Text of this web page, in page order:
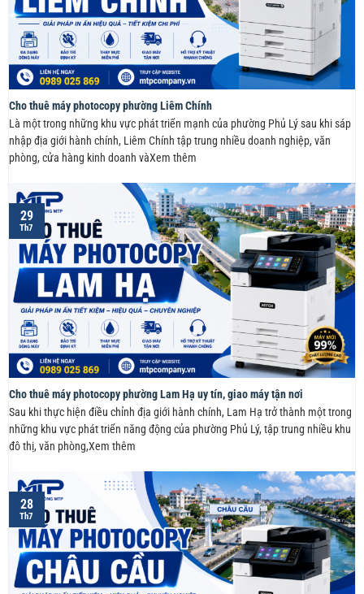
Cho thuê máy photocopy phường Liêm Chính
Là một trong những khu vực phát triển mạnh của phường Phủ Lý sau khi sáp
nhập địa giới hành chính, Liêm Chính tập trung nhiều doanh nghiệp, văn
phòng, cửa hàng kinh doanh vàXem thêm
Cho thuê máy photocopy phường Lam Hạ uy tín, giao máy tận nơi
Sau khi thực hiện điều chỉnh địa giới hành chính, Lam Hạ trở thành một trong
những khu vực phát triển năng động của phường Phủ Lý, tập trung nhiều khu
đô thị, văn phòng,Xem thêm
29
Th7
28
Th7